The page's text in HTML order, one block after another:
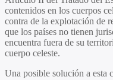
contenidos en los cuerpos
contra de la explotación de
que los países no tienen
encuentra fuera de su
cuerpo celeste.
Una posible solución a esta